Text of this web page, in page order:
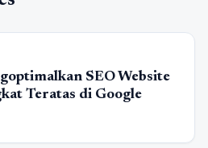
SEO Website
Teratas di Google